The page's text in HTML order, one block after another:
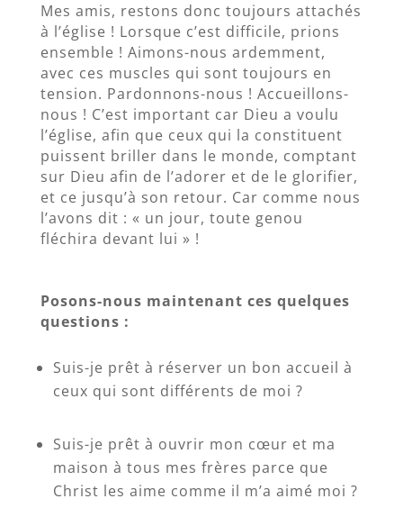
Mes amis, restons donc toujours attachés
à l’église ! Lorsque c’est difficile, prions
ensemble ! Aimons-nous ardemment,
avec ces muscles qui sont toujours en
tension. Pardonnons-nous ! Accueillons-
nous ! C’est important car Dieu a voulu
l’église, afin que ceux qui la constituent
puissent briller dans le monde, comptant
sur Dieu afin de l’adorer et de le glorifier,
et ce jusqu’à son retour. Car comme nous
l’avons dit : « un jour, toute genou
fléchira devant lui » !
Posons-nous maintenant ces quelques
questions :
Suis-je prêt à réserver un bon accueil à
ceux qui sont différents de moi ?
Suis-je prêt à ouvrir mon cœur et ma
maison à tous mes frères parce que
Christ les aime comme il m’a aimé moi ?